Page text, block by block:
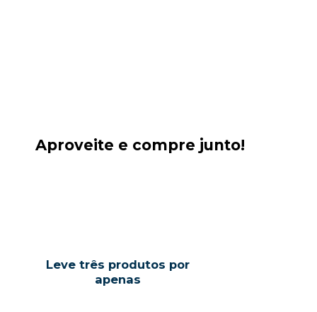
Aproveite e compre junto!
Leve três produtos por
apenas